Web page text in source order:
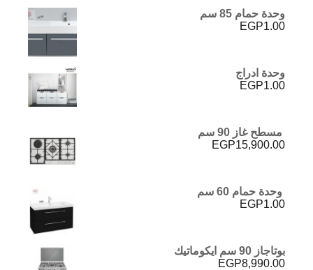
وحدة حمام 85 سم
EGP1.00
وحدة ادراج
EGP1.00
مسطح غاز 90 سم
EGP15,900.00
وحدة حمام 60 سم
EGP1.00
بوتاجاز 90 سم ايكوماتيك
EGP8,990.00